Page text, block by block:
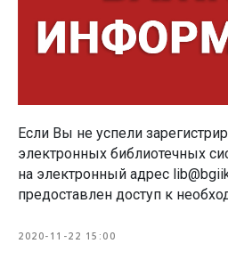
Если Вы не успели
электронных библиотечных
на электронный адрес
предоставлен доступ к
2020-11-22 15:00